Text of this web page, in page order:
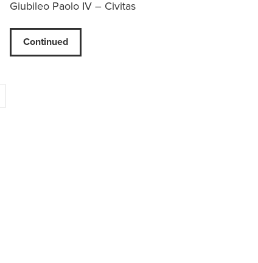
Giubileo Paolo IV – Civitas
Continued